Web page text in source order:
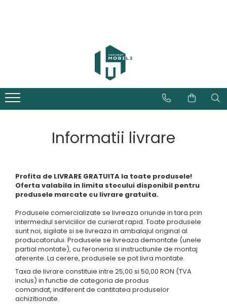
Informatii livrare
Profita de LIVRARE GRATUITA la toate produsele!
Oferta valabila in limita stocului disponibil pentru
produsele marcate cu livrare gratuita.
Produsele comercializate se livreaza oriunde in tara prin
intermediul serviciilor de curierat rapid. Toate produsele
sunt noi, sigilate si se livreaza in ambalajul original al
producatorului. Produsele se livreaza demontate (unele
partial montate), cu feroneria si instructiunile de montaj
aferente. La cerere, produsele se pot livra montate.
Taxa de livrare constituie intre 25,00 si 50,00 RON (TVA
inclus) in functie de categoria de produs
comandat, indiferent de cantitatea produselor
achizitionate.